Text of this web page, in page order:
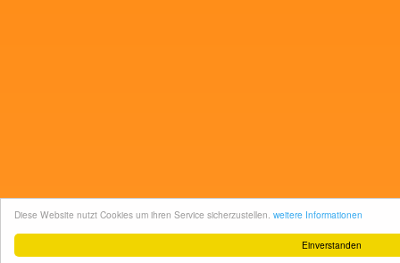
Einverstanden
Diese Website nutzt Cookies um ihren Service sicherzustellen. weitere Informationen